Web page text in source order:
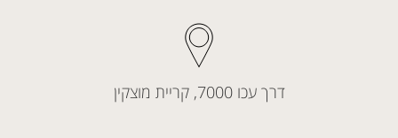
דרך עכו 7000, קריית מוצקין